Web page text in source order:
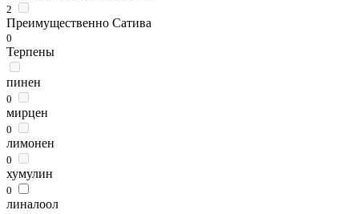
2
Преимущественно Сатива
0
Терпены
пинен
0
мирцен
0
лимонен
0
хумулин
0
линалоол